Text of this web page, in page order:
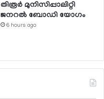
തിരൂര്‍ മുനിസിപ്പാലിറ്റി
ജനറല്‍ ബോഡി യോഗം
6 hours ago